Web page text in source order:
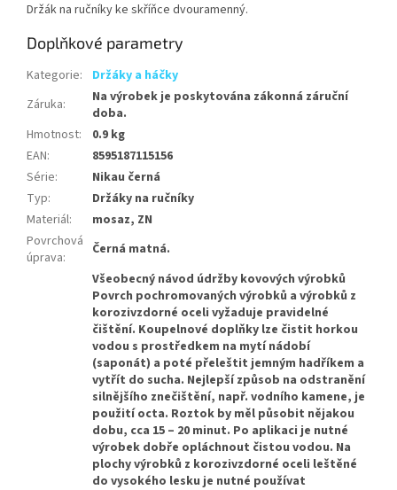
Držák na ručníky ke skříňce dvouramenný.
Doplňkové parametry
Kategorie:
Držáky a háčky
Záruka:
Na výrobek je poskytována zákonná záruční
doba.
Hmotnost:
0.9 kg
EAN:
8595187115156
Série:
Nikau černá
Typ:
Držáky na ručníky
Materiál:
mosaz, ZN
Povrchová
úprava:
Černá matná.
Všeobecný návod údržby kovových výrobků
Povrch pochromovaných výrobků a výrobků z
korozivzdorné oceli vyžaduje pravidelné
čištění. Koupelnové doplňky lze čistit horkou
vodou s prostředkem na mytí nádobí
(saponát) a poté přeleštit jemným hadříkem a
vytřít do sucha. Nejlepší způsob na odstranění
silnějšího znečištění, např. vodního kamene, je
použití octa. Roztok by měl působit nějakou
dobu, cca 15 – 20 minut. Po aplikaci je nutné
výrobek dobře opláchnout čistou vodou. Na
plochy výrobků z korozivzdorné oceli leštěné
do vysokého lesku je nutné používat